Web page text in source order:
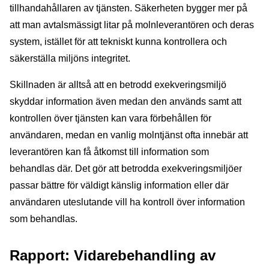
tillhandahållaren av tjänsten. Säkerheten bygger mer på
att man avtalsmässigt litar på molnleverantören och deras
system, istället för att tekniskt kunna kontrollera och
säkerställa miljöns integritet.
Skillnaden är alltså att en betrodd exekveringsmiljö
skyddar information även medan den används samt att
kontrollen över tjänsten kan vara förbehållen för
användaren, medan en vanlig molntjänst ofta innebär att
leverantören kan få åtkomst till information som
behandlas där. Det gör att betrodda exekveringsmiljöer
passar bättre för väldigt känslig information eller där
användaren uteslutande vill ha kontroll över information
som behandlas.
Rapport: Vidarebehandling av